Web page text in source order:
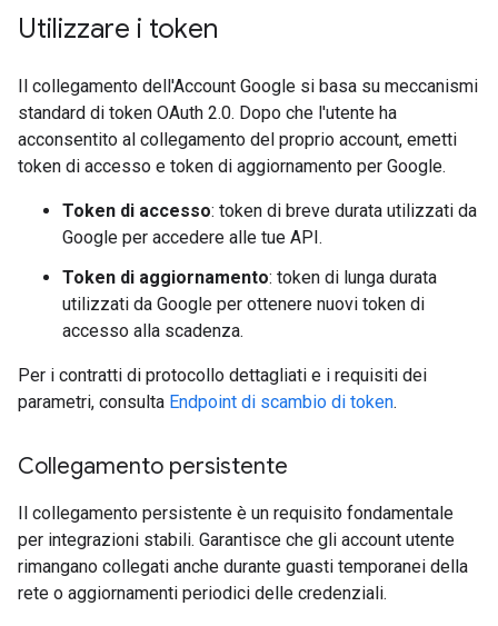
Utilizzare i token
Il collegamento dell'Account Google si basa su meccanismi
standard di token OAuth 2.0. Dopo che l'utente ha
acconsentito al collegamento del proprio account, emetti
token di accesso e token di aggiornamento per Google.
Token di accesso: token di breve durata utilizzati da
Google per accedere alle tue API.
Token di aggiornamento: token di lunga durata
utilizzati da Google per ottenere nuovi token di
accesso alla scadenza.
Per i contratti di protocollo dettagliati e i requisiti dei
parametri, consulta Endpoint di scambio di token.
Collegamento persistente
Il collegamento persistente è un requisito fondamentale
per integrazioni stabili. Garantisce che gli account utente
rimangano collegati anche durante guasti temporanei della
rete o aggiornamenti periodici delle credenziali.